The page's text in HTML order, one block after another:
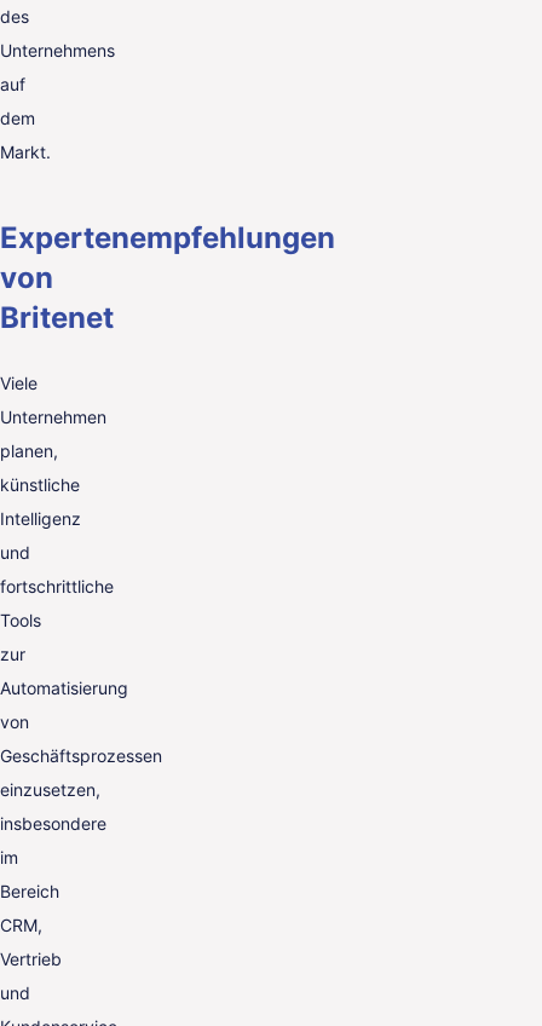
des
Unternehmens
auf
dem
Markt.
Expertenempfehlungen
von
Britenet
Viele
Unternehmen
planen,
künstliche
Intelligenz
und
fortschrittliche
Tools
zur
Automatisierung
von
Geschäftsprozessen
einzusetzen,
insbesondere
im
Bereich
CRM,
Vertrieb
und